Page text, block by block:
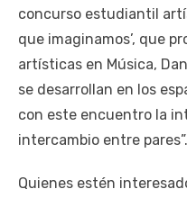
concurso estudiantil
que imaginamos’, que
artísticas en Música,
se desarrollan en los
con este encuentro la
intercambio entre pares”.
Quienes estén